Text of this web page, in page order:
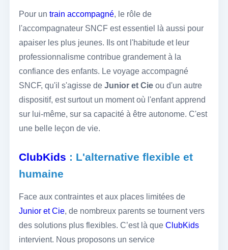
Pour un train accompagné, le rôle de
l'accompagnateur SNCF est essentiel là aussi pour
apaiser les plus jeunes. Ils ont l'habitude et leur
professionnalisme contribue grandement à la
confiance des enfants. Le voyage accompagné
SNCF, qu'il s'agisse de Junior et Cieou d'un autre
dispositif, est surtout un moment où l'enfant apprend
sur lui-même, sur sa capacité à être autonome. C'est
une belle leçon de vie.
ClubKids : L'alternative flexible et
humaine
Face aux contraintes et aux places limitées de
Junior et Cie, de nombreux parents se tournent vers
des solutions plus flexibles. C’est là que ClubKids
intervient. Nous proposons un service